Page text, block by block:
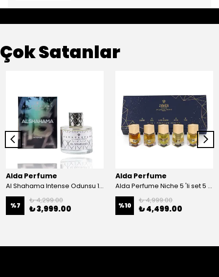
Çok Satanlar
Alda Perfume
Al Shahama Intense Odunsu 100 ml Edp Unisex Parfüm
%7
₺ 4,299.00
₺ 3,999.00
Alda Perfume
Alda Perfume Niche 5 'li set 5 x25 ml Edp Parfüm
%10
₺ 4,999.00
₺ 4,499.00